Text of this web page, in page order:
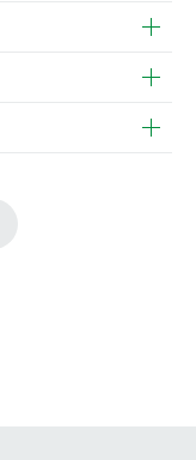
す。
発送いたします。
降のご注文は週明け
負担とさせていただ
品を再注文してくだ
ジ内 購入履歴画面に